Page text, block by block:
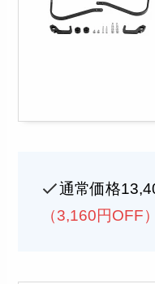
通常価格
（3,160円OFF）